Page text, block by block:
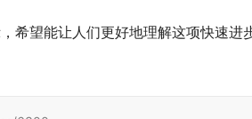
望能让人们更好地理解这项快速进